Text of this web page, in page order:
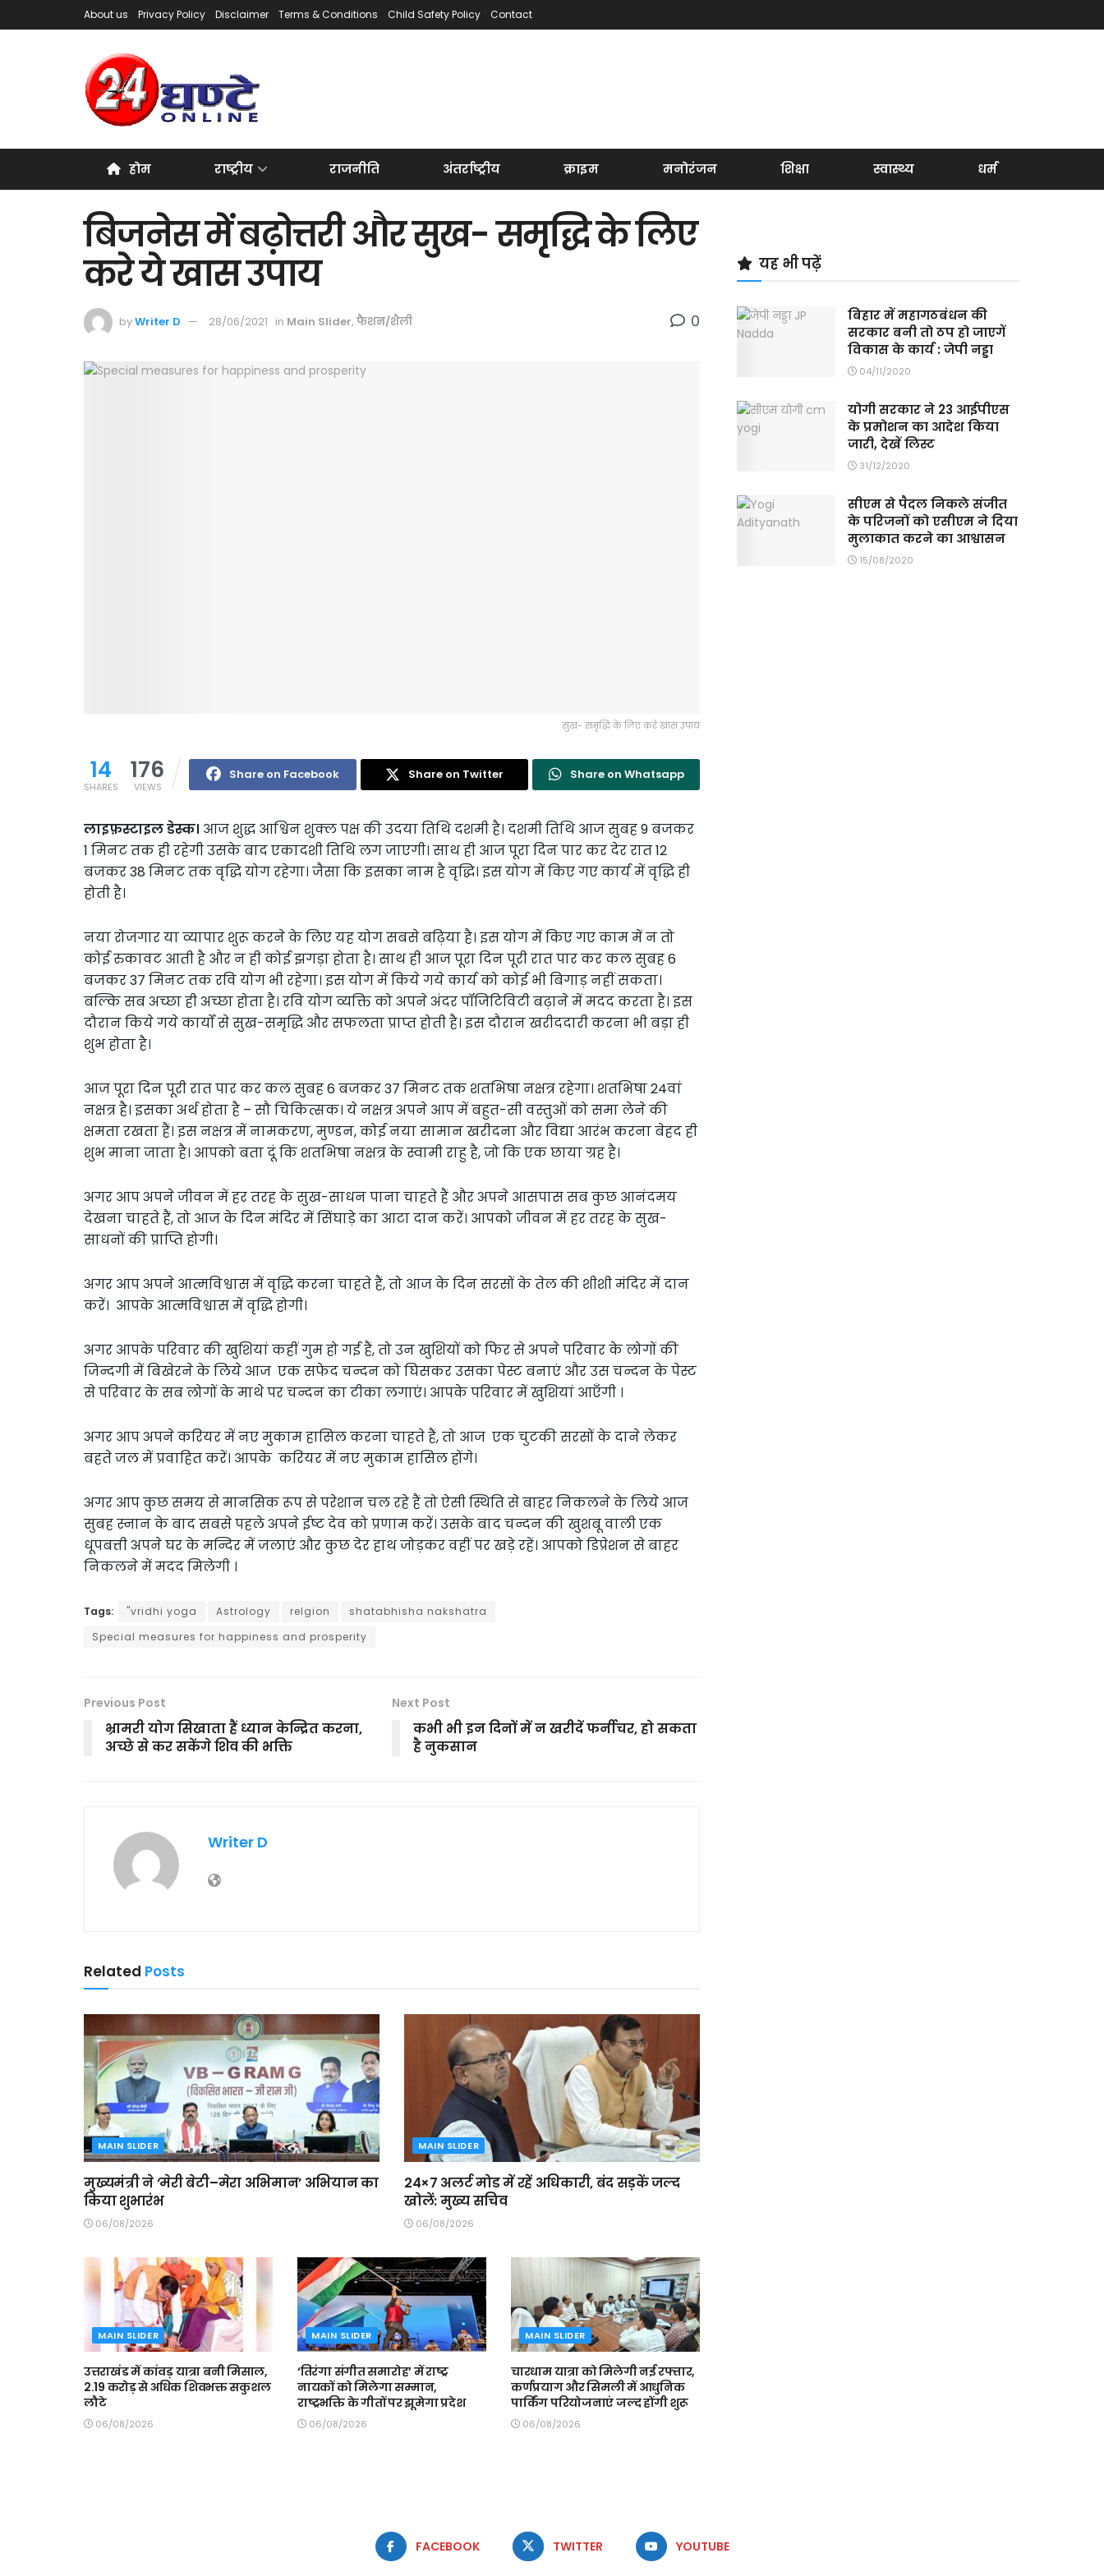
About us Privacy Policy Disclaimer Terms & Conditions Child Safety Policy Contact
होम राष्ट्रीय राजनीति अंतर्राष्ट्रीय क्राइम मनोरंजन शिक्षा स्वास्थ्य धर्म
बिजनेस में बढ़ोत्तरी और सुख- समृद्धि के लिए
करे ये खास उपाय
byWriter D 28/06/2021 in Main Slider, फैशन/शैली 0
सुख- समृद्धि के लिए करे खास उपाय
14
SHARES
176
VIEWS
Share on Facebook Share on Twitter Share on Whatsapp
लाइफ़स्टाइल डेस्क। आज शुद्ध आश्विन शुक्ल पक्ष की उदया तिथि दशमी है। दशमी तिथि आज सुबह 9 बजकर
1 मिनट तक ही रहेगी उसके बाद एकादशी तिथि लग जाएगी। साथ ही आज पूरा दिन पार कर देर रात 12
बजकर 38 मिनट तक वृद्धि योग रहेगा। जैसा कि इसका नाम है वृद्धि। इस योग में किए गए कार्य में वृद्धि ही
होती है।
नया रोजगार या व्यापार शुरू करने के लिए यह योग सबसे बढ़िया है। इस योग में किए गए काम में न तो
कोई रुकावट आती है और न ही कोई झगड़ा होता है। साथ ही आज पूरा दिन पूरी रात पार कर कल सुबह 6
बजकर 37 मिनट तक रवि योग भी रहेगा। इस योग में किये गये कार्य को कोई भी बिगाड़ नहीं सकता।
बल्कि सब अच्छा ही अच्छा होता है। रवि योग व्यक्ति को अपने अंदर पॉजिटिविटी बढ़ाने में मदद करता है। इस
दौरान किये गये कार्यों से सुख-समृद्धि और सफलता प्राप्त होती है। इस दौरान खरीददारी करना भी बड़ा ही
शुभ होता है।
आज पूरा दिन पूरी रात पार कर कल सुबह 6 बजकर 37 मिनट तक शतभिषा नक्षत्र रहेगा। शतभिषा 24वां
नक्षत्र है। इसका अर्थ होता है – सौ चिकित्सक। ये नक्षत्र अपने आप में बहुत-सी वस्तुओं को समा लेने की
क्षमता रखता हैं। इस नक्षत्र में नामकरण, मुण्डन, कोई नया सामान खरीदना और विद्या आरंभ करना बेहद ही
शुभ माना जाता है। आपको बता दूं कि शतभिषा नक्षत्र के स्वामी राहु है, जो कि एक छाया ग्रह है।
अगर आप अपने जीवन में हर तरह के सुख-साधन पाना चाहते हैं और अपने आसपास सब कुछ आनंदमय
देखना चाहते हैं, तो आज के दिन मंदिर में सिंघाड़े का आटा दान करें। आपको जीवन में हर तरह के सुख-
साधनों की प्राप्ति होगी।
अगर आप अपने आत्मविश्वास में वृद्धि करना चाहते हैं, तो आज के दिन सरसों के तेल की शीशी मंदिर में दान
करें। आपके आत्मविश्वास में वृद्धि होगी।
अगर आपके परिवार की खुशियां कहीं गुम हो गई हैं, तो उन खुशियों को फिर से अपने परिवार के लोगों की
जिन्दगी में बिखेरने के लिये आज एक सफेद चन्दन को घिसकर उसका पेस्ट बनाएं और उस चन्दन के पेस्ट
से परिवार के सब लोगों के माथे पर चन्दन का टीका लगाएं। आपके परिवार में खुशियां आएँगी ।
अगर आप अपने करियर में नए मुकाम हासिल करना चाहते हैं, तो आज एक चुटकी सरसों के दाने लेकर
बहते जल में प्रवाहित करें। आपके करियर में नए मुकाम हासिल होंगे।
अगर आप कुछ समय से मानसिक रूप से परेशान चल रहे हैं तो ऐसी स्थिति से बाहर निकलने के लिये आज
सुबह स्नान के बाद सबसे पहले अपने ईष्ट देव को प्रणाम करें। उसके बाद चन्दन की खुशबू वाली एक
धूपबत्ती अपने घर के मन्दिर में जलाएं और कुछ देर हाथ जोड़कर वहीं पर खड़े रहें। आपको डिप्रेशन से बाहर
निकलने में मदद मिलेगी ।
Tags: "vridhi yoga Astrology relgion
shatabhisha nakshatra
Special measures for happiness and prosperity
Previous Post
भ्रामरी योग सिखाता हैं ध्यान केन्द्रित करना,
अच्छे से कर सकेंगे शिव की भक्ति
Next Post
कभी भी इन दिनों में न खरीदें फर्नीचर, हो सकता
है नुकसान
Writer D
Related Posts
MAIN SLIDER
मुख्यमंत्री ने ‘मेरी बेटी–मेरा अभिमान’ अभियान का
किया शुभारंभ
06/08/2026
MAIN SLIDER
24×7 अलर्ट मोड में रहें अधिकारी, बंद सड़कें जल्द
खोलें: मुख्य सचिव
06/08/2026
MAIN SLIDER
उत्तराखंड में कांवड़ यात्रा बनी मिसाल,
2.19 करोड़ से अधिक शिवभक्त सकुशल
लौटे
06/08/2026
MAIN SLIDER
‘तिरंगा संगीत समारोह’ में राष्ट्र
नायकों को मिलेगा सम्मान,
राष्ट्रभक्ति के गीतों पर झूमेगा प्रदेश
06/08/2026
MAIN SLIDER
चारधाम यात्रा को मिलेगी नई रफ्तार,
कर्णप्रयाग और सिमली में आधुनिक
पार्किंग परियोजनाएं जल्द होंगी शुरू
06/08/2026
यह भी पढ़ें
बिहार में महागठबंधन की
सरकार बनी तो ठप हो जाएगें
विकास के कार्य : जेपी नड्डा
04/11/2020
योगी सरकार ने 23 आईपीएस
के प्रमोशन का आदेश किया
जारी, देखें लिस्ट
31/12/2020
सीएम से पैदल निकले संजीत
के परिजनों को एसीएम ने दिया
मुलाकात करने का आश्वासन
15/08/2020
FACEBOOK TWITTER YOUTUBE